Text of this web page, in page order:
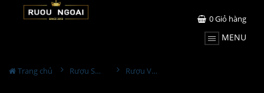
0Giỏ hàng
MENU
Trang chủ Rượu Sưu Tầm - Nga Rượu Vang Gốm Georgia MS68